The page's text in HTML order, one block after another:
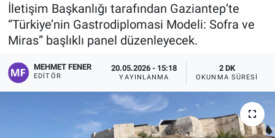
İletişim Başkanlığı tarafından Gaziantep’te
“Türkiye’nin Gastrodiplomasi Modeli: Sofra ve
Miras” başlıklı panel düzenleyecek.
MEHMET FENER
EDITÖR
20.05.2026 - 15:18
YAYINLANMA
2 DK
OKUNMA SÜRESI